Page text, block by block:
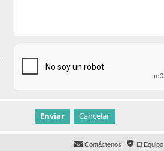
El Equipo
Contáctenos